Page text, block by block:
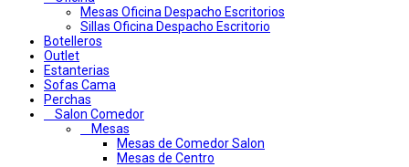
Mesas Oficina Despacho Escritorios
Sillas Oficina Despacho Escritorio
Botelleros
Outlet
Estanterias
Sofas Cama
Perchas
Salon Comedor
Mesas
Mesas de Comedor Salon
Mesas de Centro